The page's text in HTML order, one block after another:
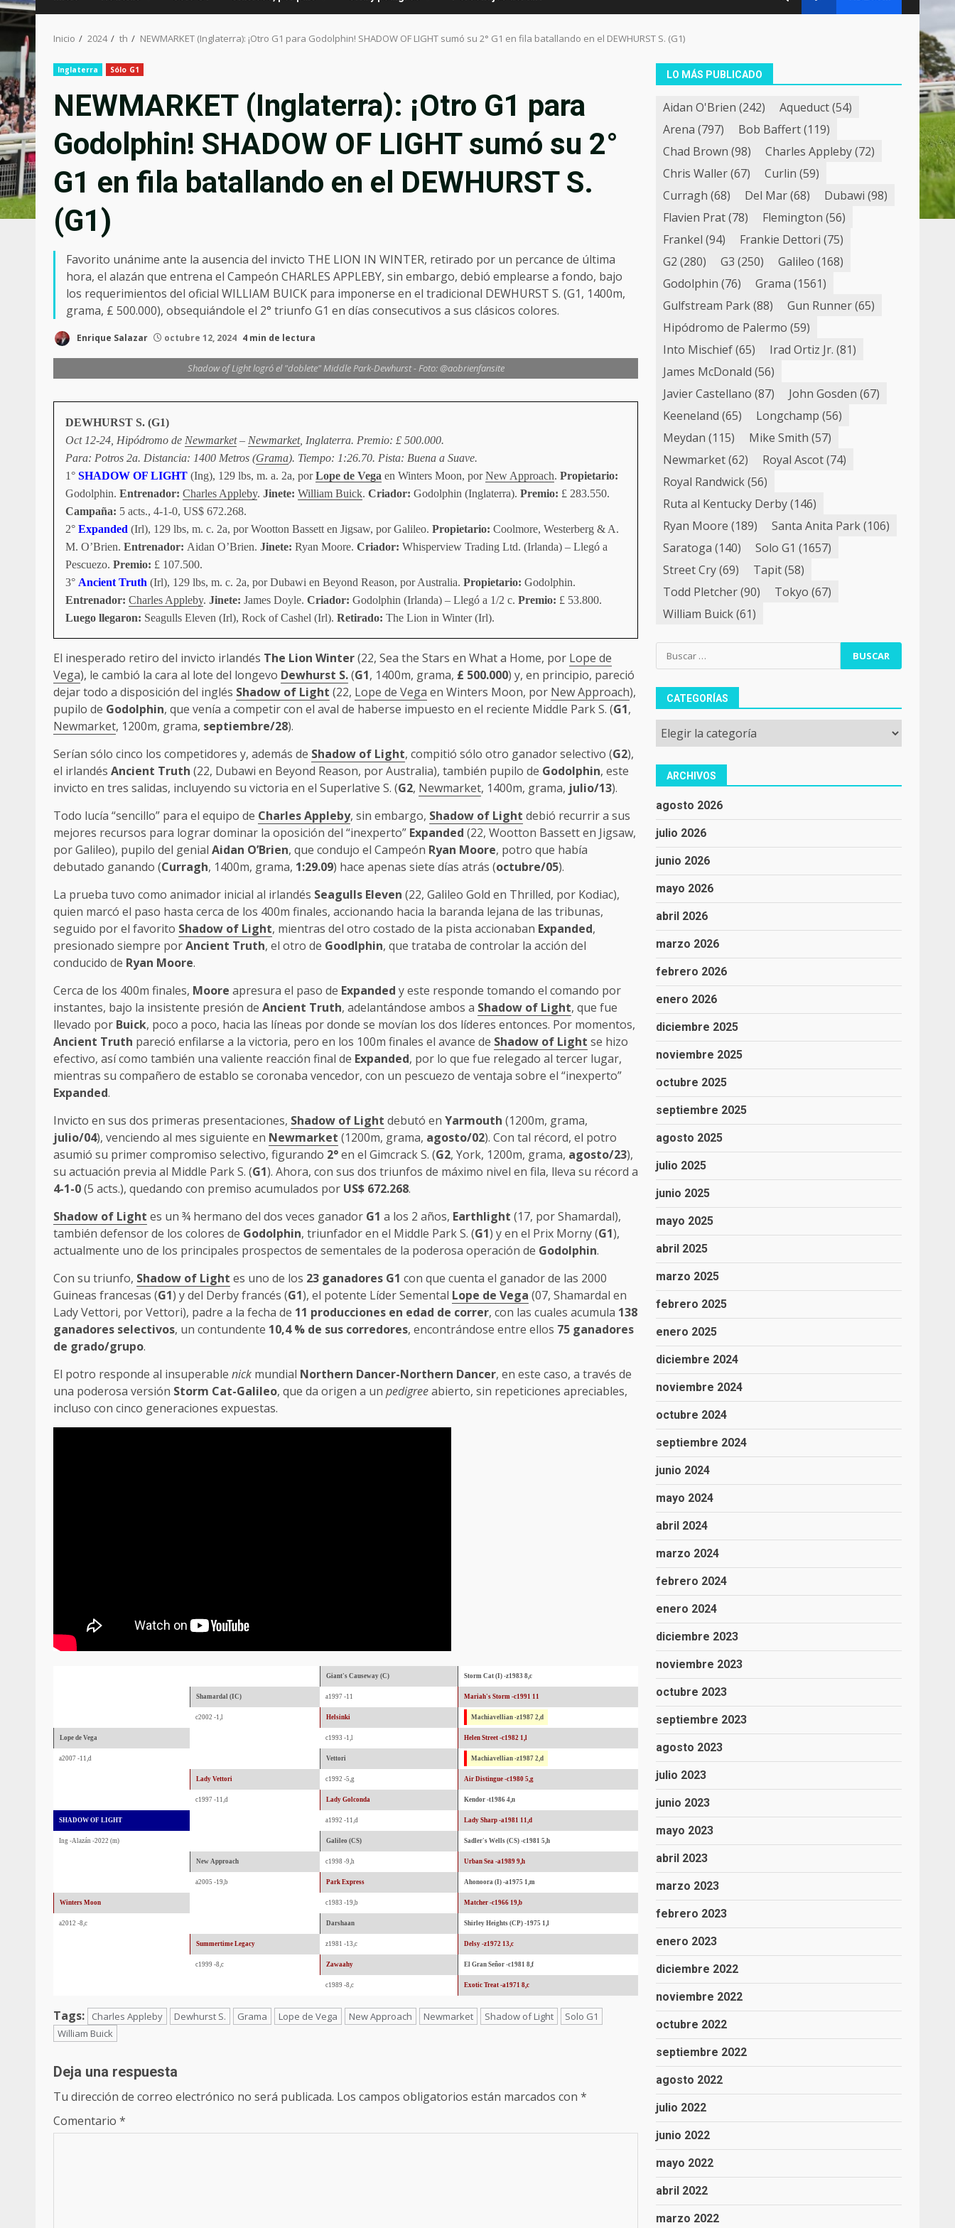
Inicio 2024 th NEWMARKET (Inglaterra): ¡Otro G1 para Godolphin! SHADOW OF LIGHT sumó su 2° G1 en fila batallando en el DEWHURST S. (G1)
Inglaterra Sólo G1
NEWMARKET (Inglaterra): ¡Otro G1 para
Godolphin! SHADOW OF LIGHT sumó su 2°
G1 en fila batallando en el DEWHURST S.
(G1)
Favorito unánime ante la ausencia del invicto THE LION IN WINTER, retirado por un percance de última
hora, el alazán que entrena el Campeón CHARLES APPLEBY, sin embargo, debió emplearse a fondo, bajo
los requerimientos del oficial WILLIAM BUICK para imponerse en el tradicional DEWHURST S. (G1, 1400m,
grama, £ 500.000), obsequiándole el 2° triunfo G1 en días consecutivos a sus clásicos colores.
Enrique Salazar octubre 12, 2024 4 min de lectura
Shadow of Light logró el "doblete" Middle Park-Dewhurst - Foto: @aobrienfansite
DEWHURST S. (G1)
Oct 12-24, Hipódromo de Newmarket– Newmarket, Inglaterra. Premio: £ 500.000.
Para: Potros 2a. Distancia: 1400 Metros (Grama). Tiempo: 1:26.70. Pista: Buena a Suave.
1° SHADOW OF LIGHT (Ing), 129 lbs, m. a. 2a, porLope de Vega en Winters Moon, porNew Approach. Propietario:
Godolphin. Entrenador: Charles Appleby. Jinete: William Buick. Criador: Godolphin (Inglaterra). Premio: £ 283.550.
Campaña: 5 acts., 4-1-0, US$ 672.268.
2° Expanded (Irl), 129 lbs, m. c. 2a, por Wootton Bassett en Jigsaw, por Galileo. Propietario: Coolmore, Westerberg & A.
M. O’Brien. Entrenador: Aidan O’Brien. Jinete: Ryan Moore. Criador: Whisperview Trading Ltd. (Irlanda) – Llegó a
Pescuezo. Premio: £ 107.500.
3° Ancient Truth (Irl), 129 lbs, m. c. 2a, por Dubawi en Beyond Reason, por Australia. Propietario: Godolphin.
Entrenador: Charles Appleby. Jinete: James Doyle. Criador: Godolphin (Irlanda) – Llegó a 1/2 c. Premio: £ 53.800.
Luego llegaron: Seagulls Eleven (Irl), Rock of Cashel (Irl). Retirado: The Lion in Winter (Irl).
El inesperado retiro del invicto irlandés The Lion Winter(22, Sea the Stars en What a Home, por Lope de
Vega), le cambió la cara al lote del longevo Dewhurst S.(G1, 1400m, grama, £ 500.000) y, en principio, pareció
dejar todo a disposición del inglés Shadow of Light (22, Lope de Vega en Winters Moon, por New Approach),
pupilo de Godolphin, que venía a competir con el aval de haberse impuesto en el reciente Middle Park S. (G1,
Newmarket, 1200m, grama, septiembre/28).
Serían sólo cinco los competidores y, además de Shadow of Light, compitió sólo otro ganador selectivo (G2),
el irlandés Ancient Truth (22, Dubawi en Beyond Reason, por Australia), también pupilo de Godolphin, este
invicto en tres salidas, incluyendo su victoria en el Superlative S. (G2, Newmarket, 1400m, grama, julio/13).
Todo lucía “sencillo” para el equipo de Charles Appleby, sin embargo, Shadow of Light debió recurrir a sus
mejores recursos para lograr dominar la oposición del “inexperto” Expanded (22, Wootton Bassett en Jigsaw,
por Galileo), pupilo del genial Aidan O’Brien, que condujo el Campeón Ryan Moore, potro que había
debutado ganando (Curragh, 1400m, grama, 1:29.09) hace apenas siete días atrás (octubre/05).
La prueba tuvo como animador inicial al irlandés Seagulls Eleven (22, Galileo Gold en Thrilled, por Kodiac),
quien marcó el paso hasta cerca de los 400m finales, accionando hacia la baranda lejana de las tribunas,
seguido por el favorito Shadow of Light, mientras del otro costado de la pista accionaban Expanded,
presionado siempre porAncient Truth, el otro de Goodlphin, que trataba de controlar la acción del
conducido de Ryan Moore.
Cerca de los 400m finales, Moore apresura el paso de Expanded y este responde tomando el comando por
instantes, bajo la insistente presión de Ancient Truth, adelantándose ambos a Shadow of Light, que fue
llevado por Buick, poco a poco, hacia las líneas por donde se movían los dos líderes entonces. Por momentos,
Ancient Truth pareció enfilarse a la victoria, pero en los 100m finales el avance de Shadow of Light se hizo
efectivo, así como también una valiente reacción final de Expanded, por lo que fue relegado al tercer lugar,
mientras su compañero de establo se coronaba vencedor, con un pescuezo de ventaja sobre el “inexperto”
Expanded.
Invicto en sus dos primeras presentaciones, Shadow of Light debutó en Yarmouth (1200m, grama,
julio/04), venciendo al mes siguiente en Newmarket (1200m, grama, agosto/02). Con tal récord, el potro
asumió su primer compromiso selectivo, figurando 2°en el Gimcrack S. (G2, York, 1200m, grama, agosto/23),
su actuación previa al Middle Park S. (G1). Ahora, con sus dos triunfos de máximo nivel en fila, lleva su récord a
4-1-0(5 acts.), quedando con premiso acumulados por US$ 672.268.
Shadow of Light es un ¾ hermano del dos veces ganador G1 a los 2 años, Earthlight (17, por Shamardal),
también defensor de los colores de Godolphin, triunfador en el Middle Park S. (G1) y en el Prix Morny (G1),
actualmente uno de los principales prospectos de sementales de la poderosa operación de Godolphin.
Con su triunfo, Shadow of Light es uno de los 23 ganadores G1 con que cuenta el ganador de las 2000
Guineas francesas (G1) y del Derby francés (G1), el potente Líder Semental Lope de Vega (07, Shamardal en
Lady Vettori, por Vettori), padre a la fecha de 11 producciones en edad de correr, con las cuales acumula 138
ganadores selectivos, un contundente 10,4 % de sus corredores, encontrándose entre ellos 75 ganadores
de grado/grupo.
El potro responde al insuperable nick mundial Northern Dancer-Northern Dancer, en este caso, a través de
una poderosa versión Storm Cat-Galileo, que da origen a un pedigreeabierto, sin repeticiones apreciables,
incluso con cinco generaciones expuestas.
Giant's Causeway (C) Storm Cat (I) -z1983 8,c
Shamardal (IC) a1997 -11 Mariah's Storm -c1991 11
c2002 -1,l Helsinki Machiavellian -z1987 2,d
Lope de Vega c1993 -1,l Helen Street -c1982 1,l
a2007 -11,d Vettori Machiavellian -z1987 2,d
Lady Vettori c1992 -5,g Air Distingue -c1980 5,g
c1997 -11,d Lady Golconda Kendor -t1986 4,n
SHADOW OF LIGHT a1992 -11,d Lady Sharp -a1981 11,d
Ing -Alazán -2022 (m) Galileo (CS) Sadler's Wells (CS) -c1981 5,h
New Approach c1998 -9,h Urban Sea -a1989 9,h
a2005 -19,b Park Express Ahonoora (I) -a1975 1,m
Winters Moon c1983 -19,b Matcher -c1966 19,b
a2012 -8,c Darshaan Shirley Heights (CP) -1975 1,l
Summertime Legacy z1981 -13,c Delsy -z1972 13,c
c1999 -8,c Zawaahy El Gran Señor -c1981 8,f
c1989 -8,c Exotic Treat -a1971 8,c
Tags: Charles Appleby Dewhurst S. Grama Lope de Vega New Approach Newmarket Shadow of Light
Solo G1
William Buick
Deja una respuesta
Tu dirección de correo electrónico no será publicada. Los campos obligatorios están marcados con *
Comentario *
LO MÁS PUBLICADO
Aidan O'Brien (242) Aqueduct(54)
Arena (797) Bob Baffert(119)
Chad Brown (98) Charles Appleby(72)
Chris Waller(67) Curlin (59)
Curragh (68) Del Mar(68) Dubawi (98)
Flavien Prat(78) Flemington (56)
Frankel (94) Frankie Dettori (75)
G2 (280) G3 (250) Galileo (168)
Godolphin (76) Grama (1561)
Gulfstream Park(88) Gun Runner(65)
Hipódromo de Palermo (59)
Into Mischief(65) Irad Ortiz Jr. (81)
James McDonald (56)
Javier Castellano (87) John Gosden (67)
Keeneland (65) Longchamp (56)
Meydan (115) Mike Smith (57)
Newmarket(62) Royal Ascot(74)
Royal Randwick(56)
Ruta al Kentucky Derby(146)
Ryan Moore (189) Santa Anita Park(106)
Saratoga (140) Solo G1 (1657)
Street Cry(69) Tapit(58)
Todd Pletcher(90) Tokyo (67)
William Buick(61)
Buscar:
CATEGORÍAS
Categorías
ARCHIVOS
agosto 2026
julio 2026
junio 2026
mayo 2026
abril 2026
marzo 2026
febrero 2026
enero 2026
diciembre 2025
noviembre 2025
octubre 2025
septiembre 2025
agosto 2025
julio 2025
junio 2025
mayo 2025
abril 2025
marzo 2025
febrero 2025
enero 2025
diciembre 2024
noviembre 2024
octubre 2024
septiembre 2024
junio 2024
mayo 2024
abril 2024
marzo 2024
febrero 2024
enero 2024
diciembre 2023
noviembre 2023
octubre 2023
septiembre 2023
agosto 2023
julio 2023
junio 2023
mayo 2023
abril 2023
marzo 2023
febrero 2023
enero 2023
diciembre 2022
noviembre 2022
octubre 2022
septiembre 2022
agosto 2022
julio 2022
junio 2022
mayo 2022
abril 2022
marzo 2022